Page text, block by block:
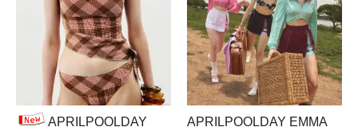
APRILPOOLDAY
APRILPOOLDAY EMMA